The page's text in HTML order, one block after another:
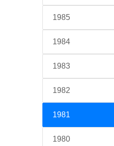
1985
1984
1983
1982
1981
1980